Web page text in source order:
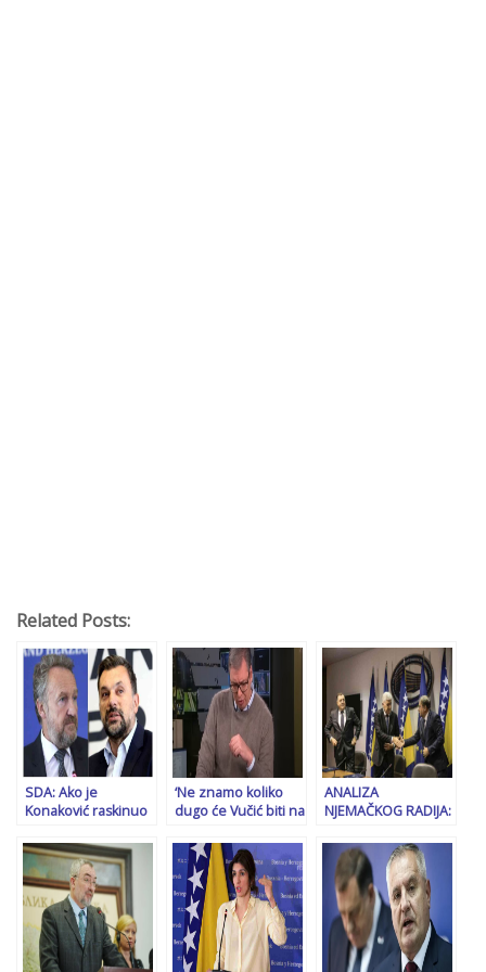
Related Posts:
SDA: Ako je
Konaković raskinuo
tvrdi, neka…
‘Ne znamo koliko
dugo će Vučić biti na
trgovati interesima
BiH, niti nas
zastrašiti!’
ANALIZA
NJEMAČKOG RADIJA:
političkih odnosa u
BiH i sunovrat
evropskog puta